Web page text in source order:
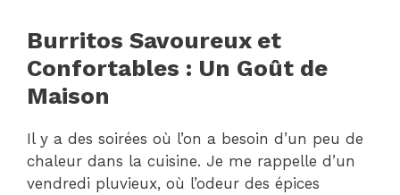
Burritos Savoureux et
Confortables : Un Goût de
Maison
Il y a des soirées où l’on a besoin d’un peu de
chaleur dans la cuisine. Je me rappelle d’un
vendredi pluvieux, où l’odeur des épices